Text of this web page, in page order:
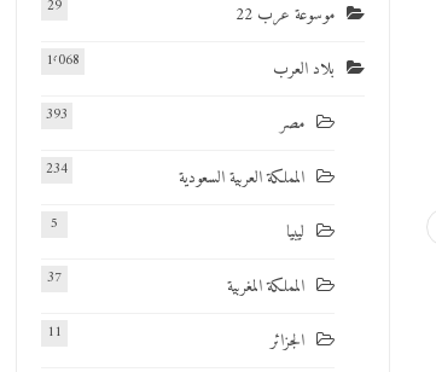
موسوعة عرب 22 29
بلاد العرب 1٬068
مصر 393
المملكة العربية السعودية 234
ليبيا 5
المملكة المغربية 37
الجزائر 11